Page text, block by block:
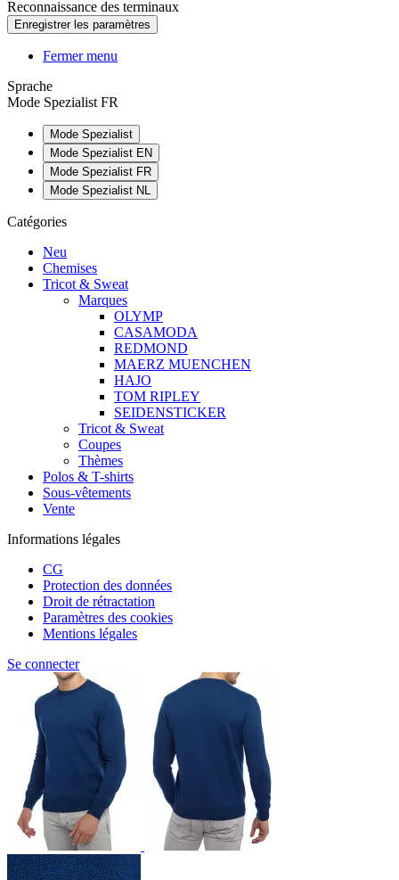
Reconnaissance des terminaux
Fermer menu
Sprache
Mode Spezialist FR
Mode Spezialist
Mode Spezialist EN
Mode Spezialist FR
Mode Spezialist NL
Catégories
Neu
Chemises
Tricot & Sweat
Marques
OLYMP
CASAMODA
REDMOND
MAERZ MUENCHEN
HAJO
TOM RIPLEY
SEIDENSTICKER
Tricot & Sweat
Coupes
Thèmes
Polos & T-shirts
Sous-vêtements
Vente
Informations légales
CG
Protection des données
Droit de rétractation
Paramètres des cookies
Mentions légales
Se connecter